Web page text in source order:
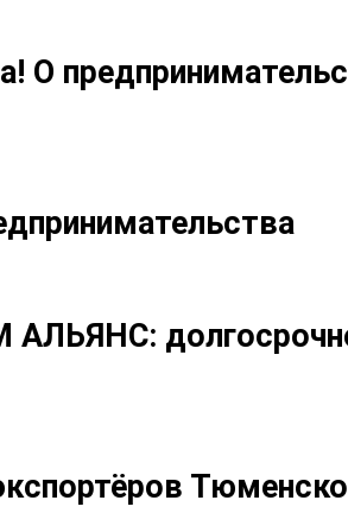
О
АЛЬЯНС: